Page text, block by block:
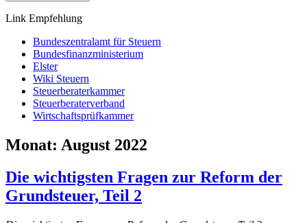
Link Empfehlung
Bundeszentralamt für Steuern
Bundesfinanzministerium
Elster
Wiki Steuern
Steuerberaterkammer
Steuerberaterverband
Wirtschaftsprüfkammer
Monat: August 2022
Die wichtigsten Fragen zur Reform der
Grundsteuer, Teil 2